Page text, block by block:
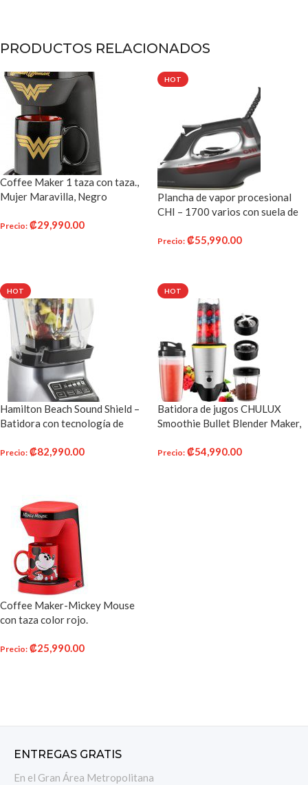
PRODUCTOS RELACIONADOS
Coffee Maker 1 taza con taza.,
Mujer Maravilla, Negro
Precio: ₡29,990.00
HOT
Plancha de vapor procesional
CHI – 1700 varios con suela de
más de 300 agujeros de vapor
Precio: ₡55,990.00
HOT
Hamilton Beach Sound Shield –
Batidora con tecnología de
Precio: ₡82,990.00
HOT
Batidora de jugos CHULUX
Smoothie Bullet Blender Maker,
velocidad de 1000 vatios con
Precio: ₡54,990.00
Coffee Maker-Mickey Mouse
con taza color rojo.
Precio: ₡25,990.00
ENTREGAS GRATIS
En el Gran Área Metropolitana